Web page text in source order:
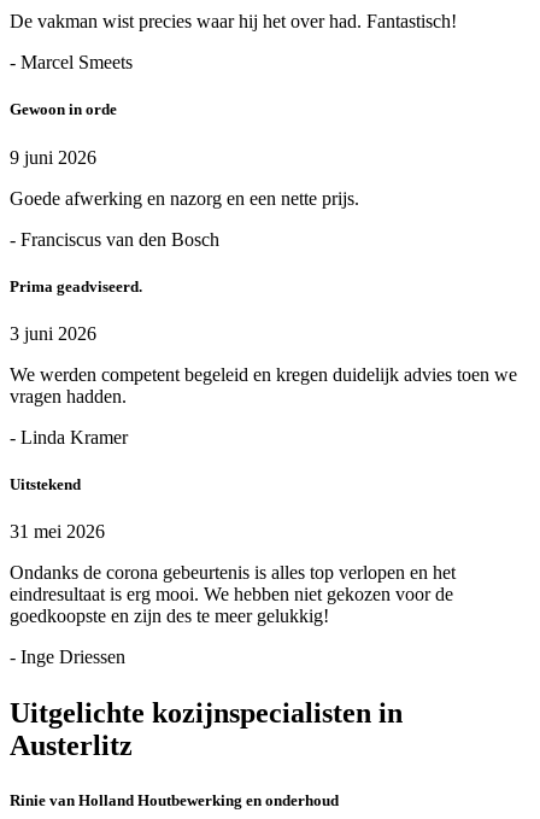
De vakman wist precies waar hij het over had. Fantastisch!
- Marcel Smeets
Gewoon in orde
9 juni 2026
Goede afwerking en nazorg en een nette prijs.
- Franciscus van den Bosch
Prima geadviseerd.
3 juni 2026
We werden competent begeleid en kregen duidelijk advies toen we
vragen hadden.
- Linda Kramer
Uitstekend
31 mei 2026
Ondanks de corona gebeurtenis is alles top verlopen en het
eindresultaat is erg mooi. We hebben niet gekozen voor de
goedkoopste en zijn des te meer gelukkig!
- Inge Driessen
Uitgelichte kozijnspecialisten in
Austerlitz
Rinie van Holland Houtbewerking en onderhoud